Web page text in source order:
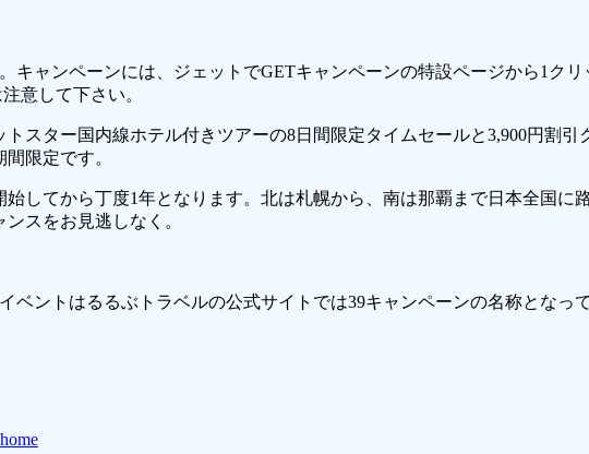
キャンペーンには、ジェットでGETキャンペーンの特設ページから1ク
意して下さい。
スター国内線ホテル付きツアーの8日間限定タイムセールと3,900円割引
限定です。
してから丁度1年となります。北は札幌から、南は那覇まで日本全国に
スをお見逃しなく。
ントはるるぶトラベルの公式サイトでは39キャンペーンの名称となっ